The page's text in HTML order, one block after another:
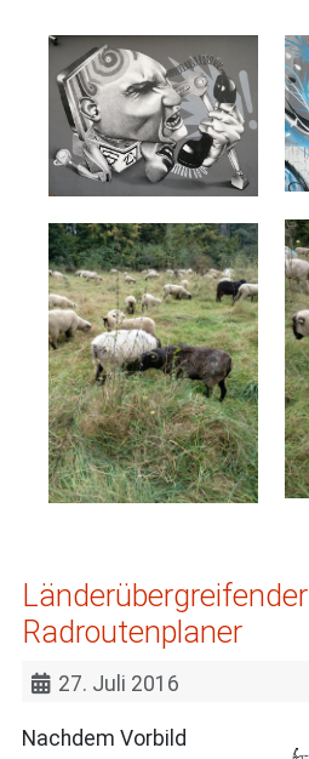
Länderübergreifender
Radroutenplaner
27. Juli 2016
Nachdem Vorbild